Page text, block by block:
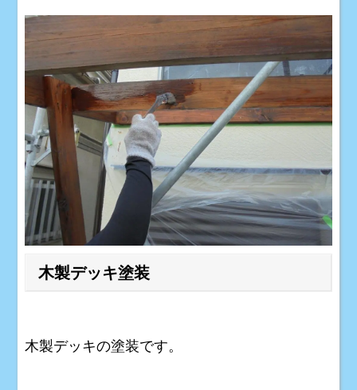
木製デッキ塗装
木製デッキの塗装です。